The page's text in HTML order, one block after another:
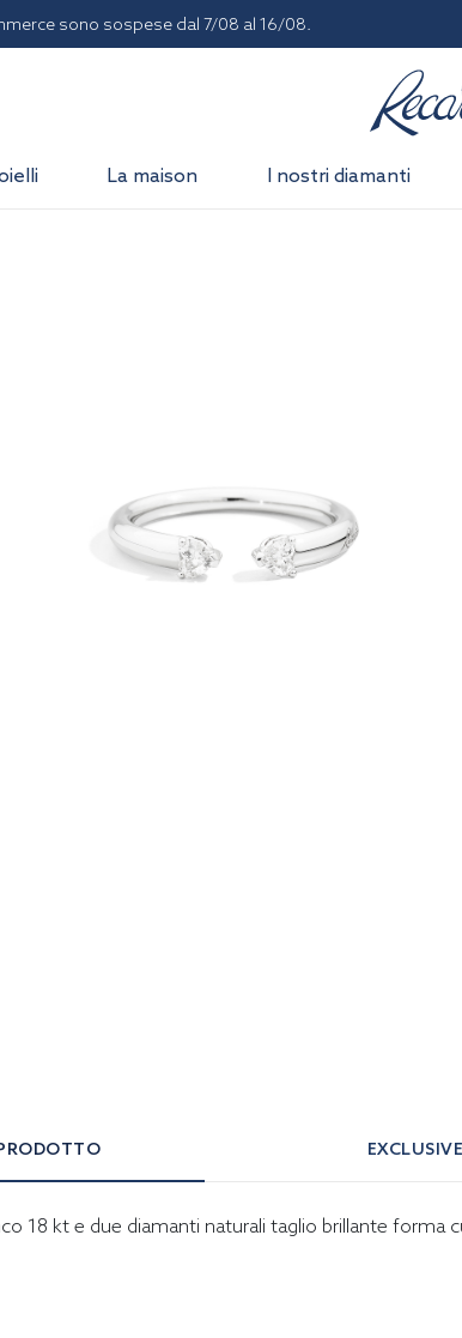
sono sospese dal 7/08 al 16/08.
La maison I nostri diamanti
18 kt e due diamanti naturali taglio brillante forma